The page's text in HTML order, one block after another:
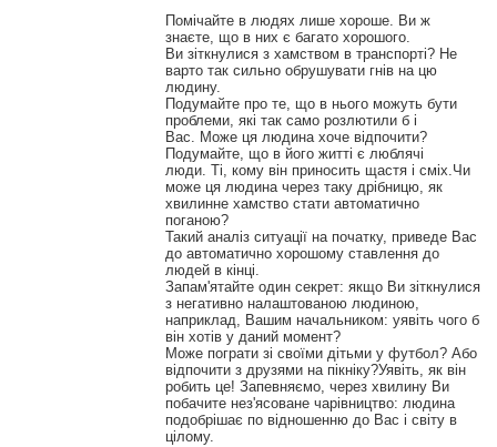
Помічайте в людях лише хороше. Ви ж
знаєте, що в них є багато хорошого.
Ви зіткнулися з хамством в транспорті? Не
варто так сильно обрушувати гнів на цю
людину.
Подумайте про те, що в нього можуть бути
проблеми, які так само розлютили б і
Вас. Може ця людина хоче відпочити?
Подумайте, що в його житті є люблячі
люди. Ті, кому він приносить щастя і сміх.Чи
може ця людина через таку дрібницю, як
хвилинне хамство стати автоматично
поганою?
Такий аналіз ситуації на початку, приведе Вас
до автоматично хорошому ставлення до
людей в кінці.
Запам'ятайте один секрет: якщо Ви зіткнулися
з негативно налаштованою людиною,
наприклад, Вашим начальником: уявіть чого б
він хотів у даний момент?
Може пограти зі своїми дітьми у футбол? Або
відпочити з друзями на пікніку?Уявіть, як він
робить це! Запевняємо, через хвилину Ви
побачите нез'ясоване чарівництво: людина
подобрішає по відношенню до Вас і світу в
цілому.